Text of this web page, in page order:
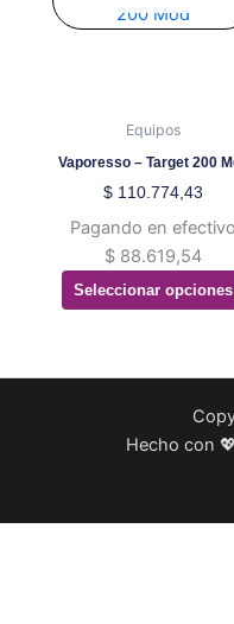
Equipos
Vaporesso – Target 200
$ 110.774,43
Pagando en efectivo
$ 88.619,54
Seleccionar opciones
producto
Las
opciones
se
elegir
en
la
producto
Hecho con